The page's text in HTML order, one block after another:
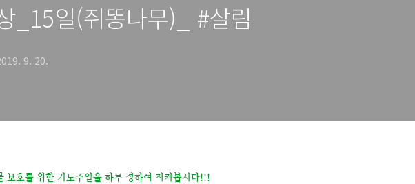
_15일(쥐똥나무)_ #살림
9. 20.
보호를 위한 기도주일을 하루 정하여 지켜봅시다!!!